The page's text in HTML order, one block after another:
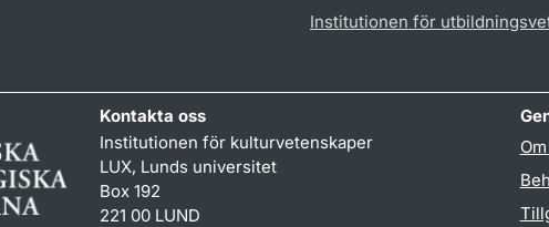
Institutionen för
Kontakta oss
Institutionen för kulturvetenskaper
LUX, Lunds universitet
Box 192
221 00 LUND